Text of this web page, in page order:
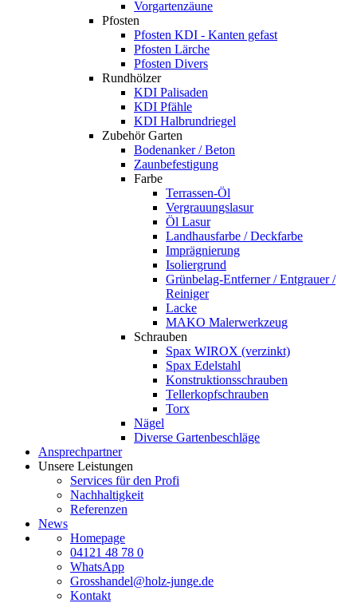
Vorgartenzäune
Pfosten
Pfosten KDI - Kanten gefast
Pfosten Lärche
Pfosten Divers
Rundhölzer
KDI Palisaden
KDI Pfähle
KDI Halbrundriegel
Zubehör Garten
Bodenanker / Beton
Zaunbefestigung
Farbe
Terrassen-Öl
Vergrauungslasur
Öl Lasur
Landhausfarbe / Deckfarbe
Imprägnierung
Isoliergrund
Grünbelag-Entferner / Entgrauer /
Reiniger
Lacke
MAKO Malerwerkzeug
Schrauben
Spax WIROX (verzinkt)
Spax Edelstahl
Konstruktionsschrauben
Tellerkopfschrauben
Torx
Nägel
Diverse Gartenbeschläge
Ansprechpartner
Unsere Leistungen
Services für den Profi
Nachhaltigkeit
Referenzen
News
Homepage
04121 48 78 0
WhatsApp
Grosshandel@holz-junge.de
Kontakt